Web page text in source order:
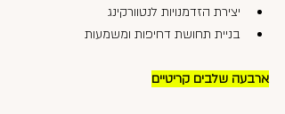
יצירת הזדמנויות לנטוורקינג
בניית תחושת דחיפות ומשמעות
ארבעה שלבים קריטיים